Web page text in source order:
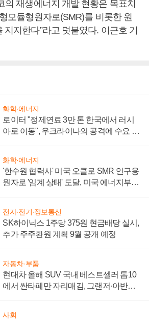
의 재생에너지 개발 현황은 목표치
모듈형원자로(SMR)를 비롯한 원
지한다”라고 덧붙였다. 이근호 기
화학·에너지
로이터 "정제연료 3만 톤 한국에서 러시
아로 이동", 우크라이나의 공격에 수요 늘
화학·에너지
'한수원 협력사' 미국 오클로 SMR 연구용
원자로 '임계 상태' 도달, 미국 에너지부
전자·전기·정보통신
SK하이닉스 1주당 375원 현금배당 실시,
추가 주주환원 계획 9월 공개 예정
자동차·부품
현대차 올해 SUV 국내 베스트셀러 톱10
에서 싼타페만 자리매김, 그랜저·아반떼
사회